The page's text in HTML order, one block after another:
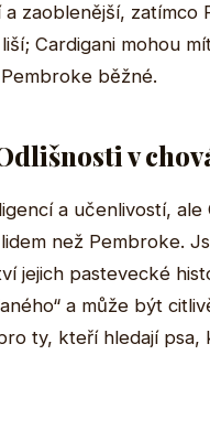
zaoblenější, zatímco
Cardigani mohou
běžné.
v
a učenlivostí,
než Pembroke.
jejich pastevecké
a může být
ty, kteří hledají psa,